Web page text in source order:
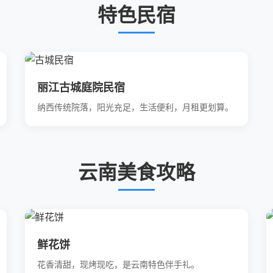
特色民宿
丽江古城庭院民宿
纳西传统院落，阳光充足，生活便利，月租更划算。
云南美食攻略
鲜花饼
花香清甜，现烤现吃，是云南特色伴手礼。